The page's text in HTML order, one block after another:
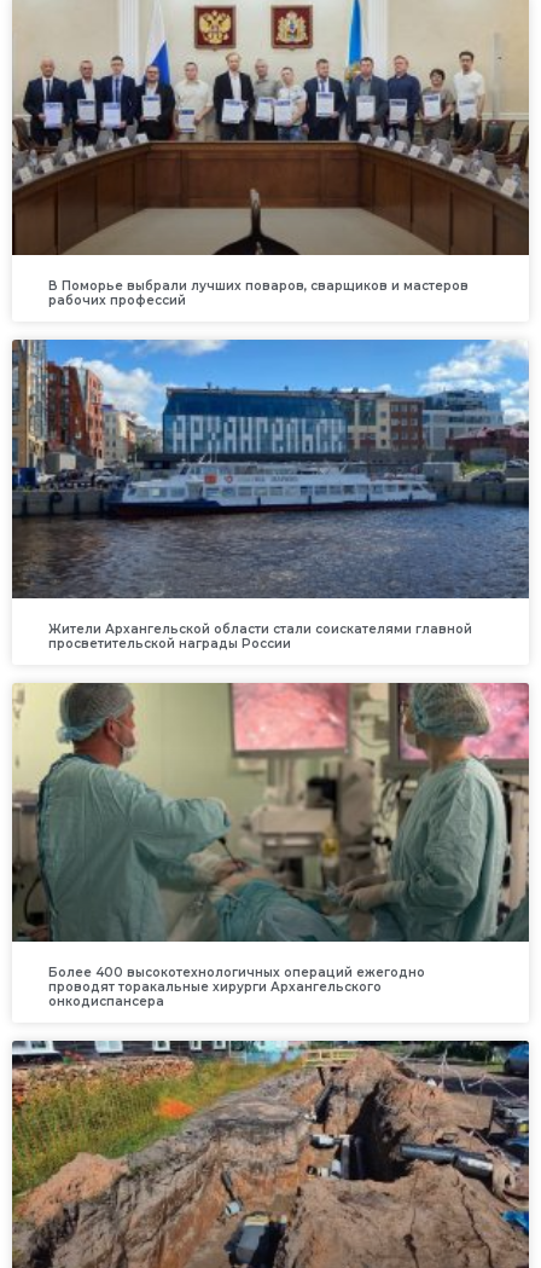
В Поморье выбрали лучших поваров, сварщиков и мастеров
рабочих профессий
Жители Архангельской области стали соискателями главной
просветительской награды России
Более 400 высокотехнологичных операций ежегодно
проводят торакальные хирурги Архангельского
онкодиспансера